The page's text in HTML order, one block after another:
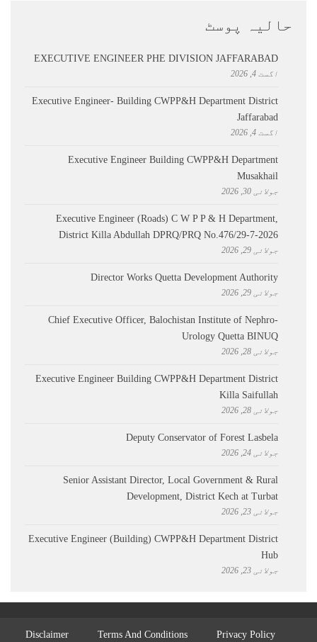
حالیہ پوسٹ
EXECUTIVE ENGINEER PHE DIVISION JAFFARABAD
اگست 4, 2026
Executive Engineer- Building CWPP&H Department District
Jaffarabad
اگست 4, 2026
Executive Engineer Building CWPP&H Department
Musakhail
جولائی 30, 2026
Executive Engineer (Roads) C W P P & H Department,
District Killa Abdullah ​DPRQ/PRQ No.476/29-7-2026
جولائی 29, 2026
Director Works Quetta Development Authority
جولائی 29, 2026
Chief Executive Officer, Balochistan Institute of Nephro-
Urology Quetta BINUQ
جولائی 28, 2026
Executive Engineer Building CWPP&H Department District
Killa Saifullah
جولائی 28, 2026
Deputy Conservator of Forest Lasbela
جولائی 24, 2026
Senior Assistant Director, Local Government & Rural
Development, District Kech at Turbat
جولائی 23, 2026
Executive Engineer (Building) CWPP&H Department District
Hub
جولائی 23, 2026
Privacy Policy
Terms And Conditions
Disclaimer